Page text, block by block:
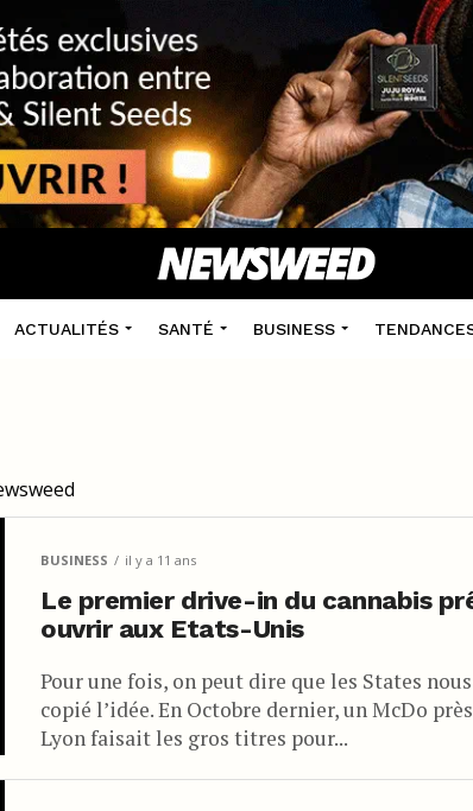
ACTUALITÉS SANTÉ BUSINESS
BUSINESS il y a 11 ans
Le premier drive-in du cannabis
ouvrir aux Etats-Unis
Pour une fois, on peut dire que les States
copié l’idée. En Octobre dernier, un McDo
Lyon faisait les gros titres pour...